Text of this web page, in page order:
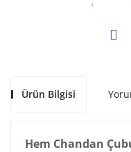
Ürün Bilgisi
Hem Chandan